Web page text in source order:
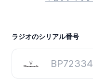
ラジオのシリアル番号